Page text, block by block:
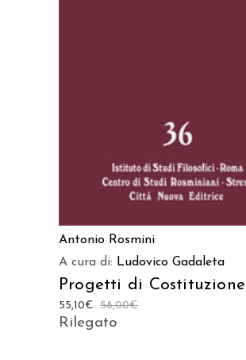
Antonio Rosmini
A cura di: Ludovico Gadaleta
Progetti di Costituzione
58,00€
55,10€
Rilegato